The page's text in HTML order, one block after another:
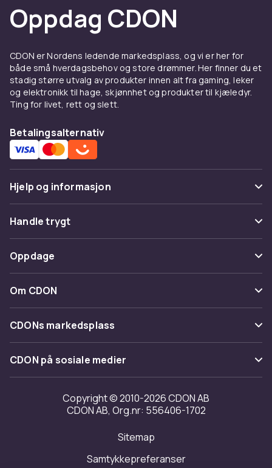
Oppdag CDON
CDON er Nordens ledende markedsplass, og vi er her for
både små hverdagsbehov og store drømmer. Her finner du et
stadig større utvalg av produkter innen alt fra gaming, leker
og elektronikk til hage, skjønnhet og produkter til kjæledyr.
Ting for livet, rett og slett.
Betalingsalternativ
Hjelp og informasjon
Vanlige spørsmål
Spor pakke
Angre & returner her
Kontakt oss
Handle trygt
Betaling
Levering
Tilbakekallinger
Oppdage
Kategorier
Varemerker
Om CDON
Om oss
Kundeanmeldelser
Jobbe på CDON
Investor relations
Tilgjengelighet
CDONs markedsplass
Merchant Help Center
CDON på sosiale medier
Copyright © 2010-2026 CDON AB
CDON AB, Org.nr: 556406-1702
Sitemap
Samtykkepreferanser